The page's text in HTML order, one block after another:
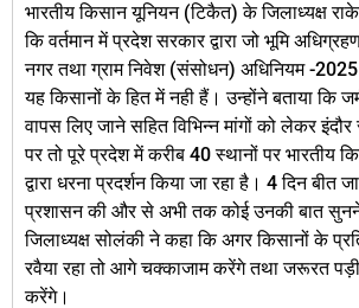
भारतीय किसान यूनियन (टिकैत) के जिलाध्यक्ष
कि वर्तमान में प्रदेश सरकार द्वारा जो भूमि
नगर तथा ग्राम निवेश (संसोधन) अधिनियम -2025
यह किसानों के हित में नही हैं। उन्होंने बताया कि
वापस लिए जाने सहित विभिन्न मांगों को लेकर
पर तो पूरे प्रदेश में करीब 40 स्थानों पर भारतीय
द्वारा धरना प्रदर्शन किया जा रहा है। 4 दिन बीत
प्रशासन की और से अभी तक कोई उनकी बात सुनने
जिलाध्यक्ष सोलंकी ने कहा कि अगर किसानों के
रवैया रहा तो आगे चक्काजाम करेंगे तथा जरूरत
करेंगे।